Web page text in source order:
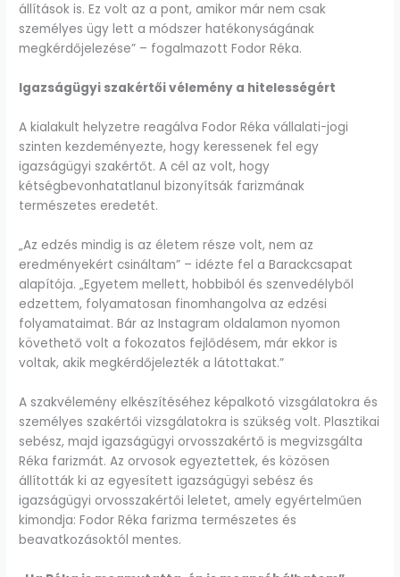
állítások is. Ez volt az a pont, amikor már nem csak
személyes ügy lett a módszer hatékonyságának
megkérdőjelezése” – fogalmazott Fodor Réka.
Igazságügyi szakértői vélemény a hitelességért
A kialakult helyzetre reagálva Fodor Réka vállalati-jogi
szinten kezdeményezte, hogy keressenek fel egy
igazságügyi szakértőt. A cél az volt, hogy
kétségbevonhatatlanul bizonyítsák farizmának
természetes eredetét.
„Az edzés mindig is az életem része volt, nem az
eredményekért csináltam” – idézte fel a Barackcsapat
alapítója. „Egyetem mellett, hobbiból és szenvedélyből
edzettem, folyamatosan finomhangolva az edzési
folyamataimat. Bár az Instagram oldalamon nyomon
követhető volt a fokozatos fejlődésem, már ekkor is
voltak, akik megkérdőjelezték a látottakat.”
A szakvélemény elkészítéséhez képalkotó vizsgálatokra és
személyes szakértői vizsgálatokra is szükség volt. Plasztikai
sebész, majd igazságügyi orvosszakértő is megvizsgálta
Réka farizmát. Az orvosok egyeztettek, és közösen
állították ki az egyesített igazságügyi sebész és
igazságügyi orvosszakértői leletet, amely egyértelműen
kimondja: Fodor Réka farizma természetes és
beavatkozásoktól mentes.